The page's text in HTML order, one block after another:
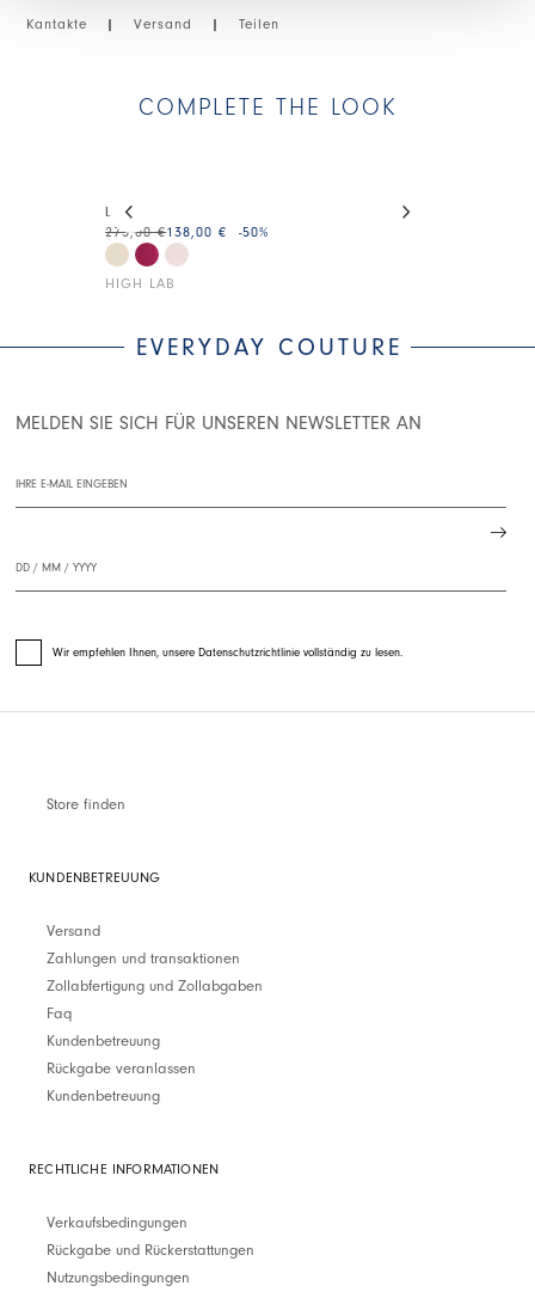
Kantakte | Versand | Teilen
COMPLETE THE LOOK
LAYLA
HIGH LAB
275,00 €138,00 € -50%
EVERYDAY COUTURE
MELDEN SIE SICH FÜR UNSEREN NEWSLETTER AN
Wir empfehlen Ihnen, unsere Datenschutzrichtlinie vollständig zu lesen.
Store finden
KUNDENBETREUUNG
Versand
Zahlungen und transaktionen
Zollabfertigung und Zollabgaben
Faq
Kundenbetreuung
Rückgabe veranlassen
Kundenbetreuung
RECHTLICHE INFORMATIONEN
Verkaufsbedingungen
Rückgabe und Rückerstattungen
Nutzungsbedingungen